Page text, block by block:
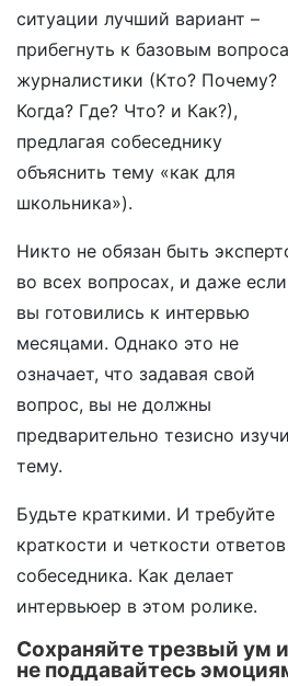
ситуации лучший вариант –
прибегнуть к базовым
журналистики (Кто? Почему?
Когда? Где? Что? и Как?),
предлагая собеседнику
объяснить тему «как для
школьника»).
Никто не обязан быть
во всех вопросах, и даже если
вы готовились к интервью
месяцами. Однако это не
означает, что задавая свой
вопрос, вы не должны
предварительно тезисно
тему.
Будьте краткими. И требуйте
краткости и четкости
собеседника. Как делает
интервьюер в этом ролике.
Сохраняйте трезвый ум и
не поддавайтесь